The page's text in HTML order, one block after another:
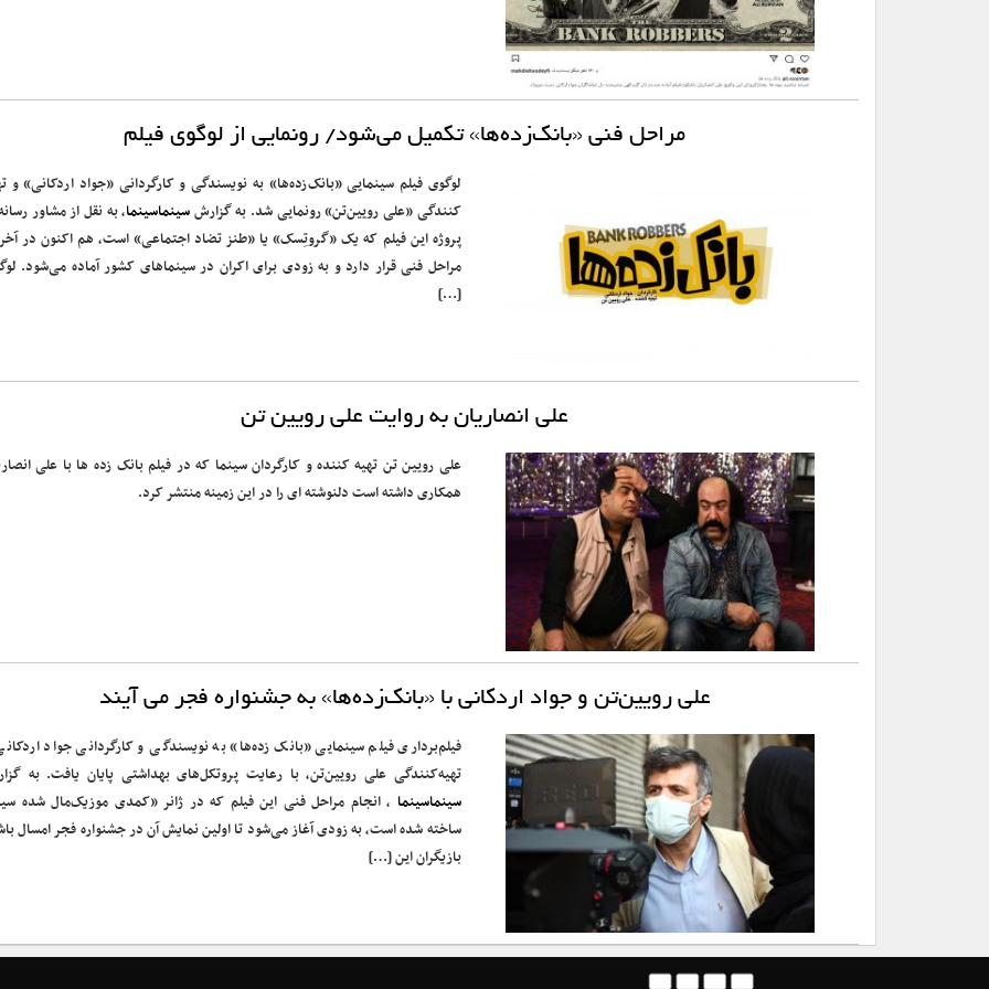
مراحل فنی «بانک‌زده‌ها» تکمیل می‌شود/ رونمایی از لوگوی فیلم
لوگوی فیلم سینمایی «بانک‌زده‌ها» به نویسندگی و کارگردانی «جواد اردکانی» و
کنندگی «علی رویین‌تن» رونمایی شد. به گزارشسینماسینما، به نقل از مشاور
پروژه این فیلم که یک «گروتِسک» یا «طنز تضاد اجتماعی» است، هم اکنون در
مراحل فنی قرار دارد و به زودی برای اکران در سینماهای کشور آماده می‌شود.
[…]
علی انصاریان به روایت علی رویین تن
علی رویین تن تهیه کننده و کارگردان سینما که در فیلم بانک زده ها با علی
همکاری داشته است دلنوشته ای را در این زمینه منتشر کرد.
علی رویین‌تن و جواد اردکانی با «بانک‌زده‌ها» به جشنواره فجر می آیند
فیلم‌برداری فیلم سینمایی «بانک زده‌ها» به نویسندگی و کارگردانی جواد
تهیه‌کنندگی علی رویین‌تن، با رعایت پروتکل‌های بهداشتی پایان یافت. به
سینماسینما ، انجام مراحل فنی این فیلم که در ژانر «کمدی موزیک‌مال شده
ساخته شده است، به زودی آغاز می‌شود تا اولین نمایش آن در جشنواره فجر امسال
بازیگران این […]